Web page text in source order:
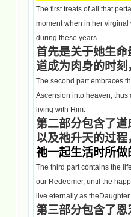
The first treats of all that
moment when in her
during these years.
首先是关于她生
道成为肉身的时
The second part embraces
Ascension into heaven,
living with Him.
第二部分包含了
以及祂升天的过
祂一起生活时所做
The third part contains the
our Redeemer, until the
live eternally as
第三部分包含了